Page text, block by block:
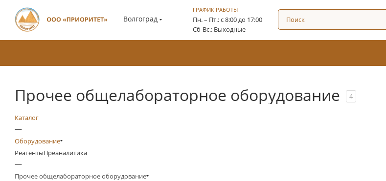
Волгоград
ГРАФИК РАБОТЫ
Пн. – Пт.: с 8:00 до 17:00
Сб-Вс.: Выходные
Прочее общелабораторное оборудование 4
Каталог
—
Оборудование
РеагентыПреаналитика
—
Прочее общелабораторное оборудование